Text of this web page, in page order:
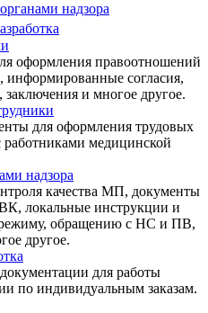
надзора
оформления правоотношений
информированные согласия,
и многое другое.
для оформления трудовых
медицинской
надзора
качества МП, документы
локальные инструкции и
обращению с НС и ПВ,
другое.
для работы
по индивидуальным заказам.